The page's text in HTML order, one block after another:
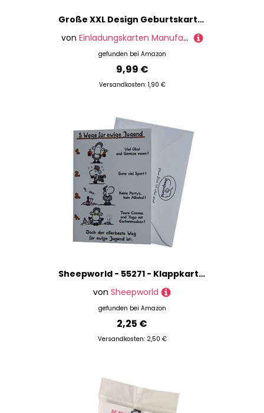
Große XXL Design Geburtskarte zur Geburt/Zwillinge/Klappkarte/mit Umschlag / A4 / Aquarell Look Rosa Mädchen/Baby geboren/Grußkarte zur Gratulation Eltern
von Einladungskarten Manufaktur Hamburg
gefunden bei Amazon
9,99 €
Versandkosten: 1,90 €
Sheepworld - 55271 - Klappkarte, mit Umschlag, Geburtstag, 5 Wege für ewige Jugend
von Sheepworld
gefunden bei Amazon
2,25 €
Versandkosten: 2,50 €